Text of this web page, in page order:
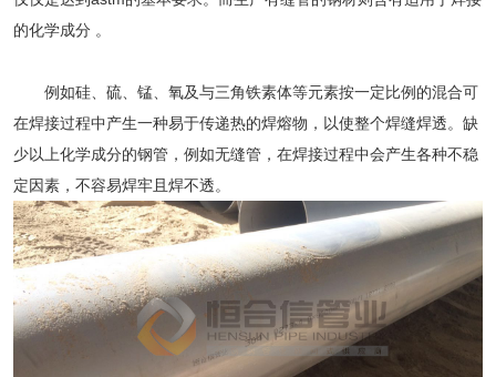
的化学成分 。
例如硅、硫、锰、氧及与三角铁素体等元素按一定比例的混合可
在焊接过程中产生一种易于传递热的焊熔物，以使整个焊缝焊透。缺
少以上化学成分的钢管，例如无缝管，在焊接过程中会产生各种不稳
定因素，不容易焊牢且焊不透。